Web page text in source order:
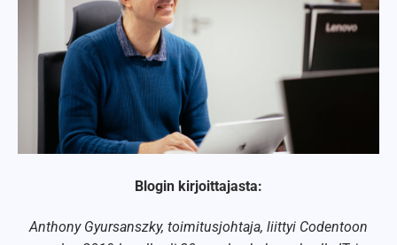
Blogin kirjoittajasta:
Anthony Gyursanszky, toimitusjohtaja, liittyi Codentoon